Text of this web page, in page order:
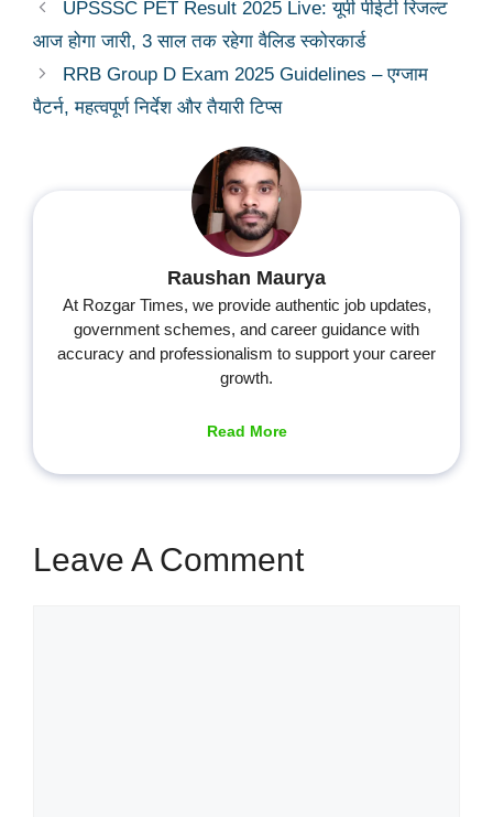
UPSSSC PET Result 2025 Live: यूपी पीईटी रिजल्ट
आज होगा जारी, 3 साल तक रहेगा वैलिड स्कोरकार्ड
RRB Group D Exam 2025 Guidelines – एग्जाम
पैटर्न, महत्वपूर्ण निर्देश और तैयारी टिप्स
Raushan Maurya
At Rozgar Times, we provide authentic job updates,
government schemes, and career guidance with
accuracy and professionalism to support your career
growth.
Read More
Leave A Comment